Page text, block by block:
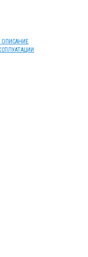
ОПИСАНИЕ